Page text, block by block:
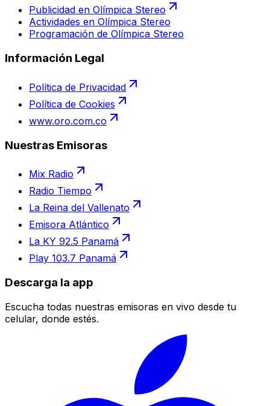
Publicidad en Olímpica Stereo
Actividades en Olímpica Stereo
Programación de Olímpica Stereo
Información Legal
Política de Privacidad
Política de Cookies
www.oro.com.co
Nuestras Emisoras
Mix Radio
Radio Tiempo
La Reina del Vallenato
Emisora Atlántico
La KY 92.5 Panamá
Play 103.7 Panamá
Descarga la app
Escucha todas nuestras emisoras en vivo desde tu
celular, donde estés.